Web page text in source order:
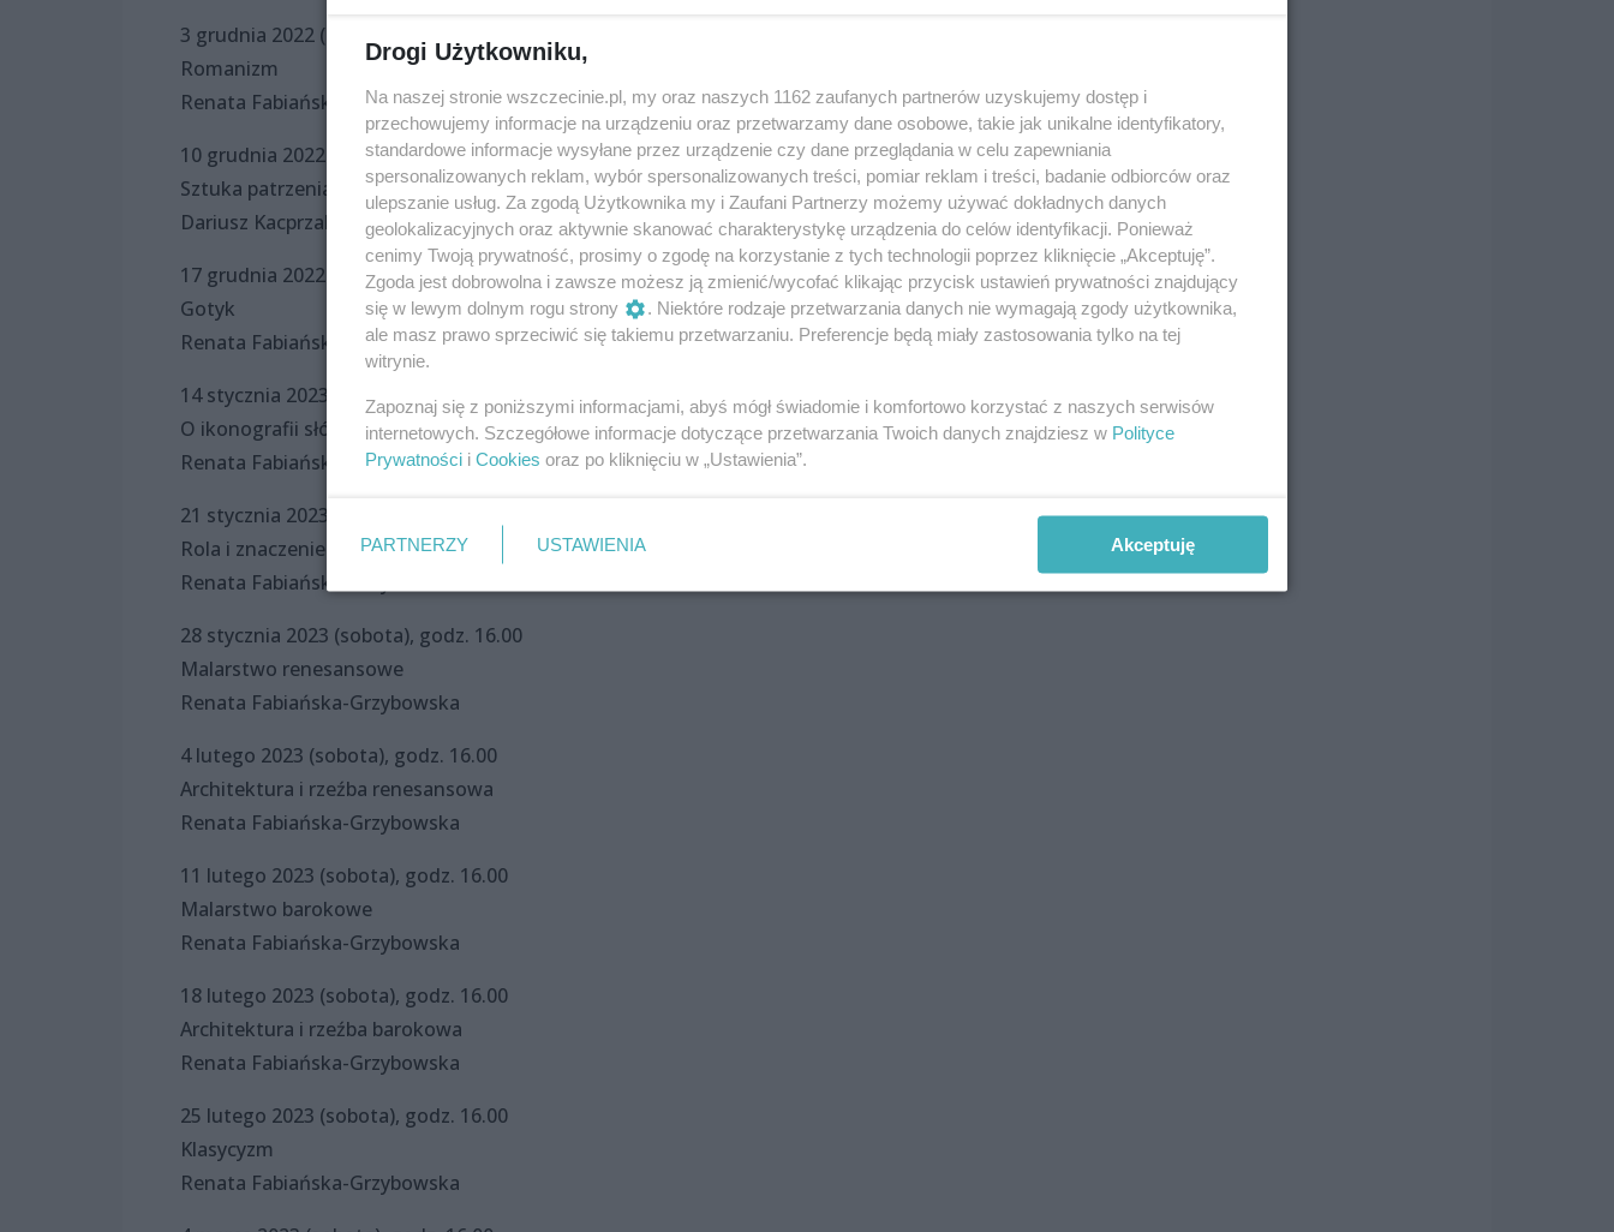
3 grudnia 2022 (sobota), godz. 16.00
Romanizm
Renata Fabiańska-Grzybowska
10 grudnia 2022 (sobota), godz. 16.00
Sztuka patrzenia. Opis, analiza i interpretacja dzieła sztuki
Dariusz Kacprzak
17 grudnia 2022 (sobota), godz. 16.00
Gotyk
Renata Fabiańska-Grzybowska
14 stycznia 2023 (sobota), godz. 16.00
O ikonografii słów kilka, czyli o przedmiotach i ich znaczeniu w malarstwie
Renata Fabiańska-Grzybowska
21 stycznia 2023 (sobota), godz. 16.00
Rola i znaczenie ubioru w malarstwie portretowym
Renata Fabiańska-Grzybowska
28 stycznia 2023 (sobota), godz. 16.00
Malarstwo renesansowe
Renata Fabiańska-Grzybowska
4 lutego 2023 (sobota), godz. 16.00
Architektura i rzeźba renesansowa
Renata Fabiańska-Grzybowska
11 lutego 2023 (sobota), godz. 16.00
Malarstwo barokowe
Renata Fabiańska-Grzybowska
18 lutego 2023 (sobota), godz. 16.00
Architektura i rzeźba barokowa
Renata Fabiańska-Grzybowska
25 lutego 2023 (sobota), godz. 16.00
Klasycyzm
Renata Fabiańska-Grzybowska
Drogi Użytkowniku,
Na naszej stronie wszczecinie.pl, my oraz naszych 1162 zaufanych partnerów uzyskujemy dostęp i
przechowujemy informacje na urządzeniu oraz przetwarzamy dane osobowe, takie jak unikalne identyfikatory,
standardowe informacje wysyłane przez urządzenie czy dane przeglądania w celu zapewniania
spersonalizowanych reklam, wybór spersonalizowanych treści, pomiar reklam i treści, badanie odbiorców oraz
ulepszanie usług. Za zgodą Użytkownika my i Zaufani Partnerzy możemy używać dokładnych danych
geolokalizacyjnych oraz aktywnie skanować charakterystykę urządzenia do celów identyfikacji. Ponieważ
cenimy Twoją prywatność, prosimy o zgodę na korzystanie z tych technologii poprzez kliknięcie „Akceptuję”.
Zgoda jest dobrowolna i zawsze możesz ją zmienić/wycofać klikając przycisk ustawień prywatności znajdujący
się w lewym dolnym rogu strony
. Niektóre rodzaje przetwarzania danych nie wymagają zgody użytkownika,
ale masz prawo sprzeciwić się takiemu przetwarzaniu. Preferencje będą miały zastosowania tylko na tej
witrynie.
Zapoznaj się z poniższymi informacjami, abyś mógł świadomie i komfortowo korzystać z naszych serwisów
internetowych. Szczegółowe informacje dotyczące przetwarzania Twoich danych znajdziesz w Polityce
Prywatności i Cookies oraz po kliknięciu w „Ustawienia”.
PARTNERZY USTAWIENIA Akceptuję